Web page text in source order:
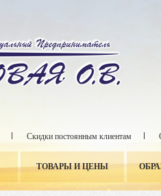
Скидки постоянным клиентам
ТОВАРЫ И ЦЕНЫ